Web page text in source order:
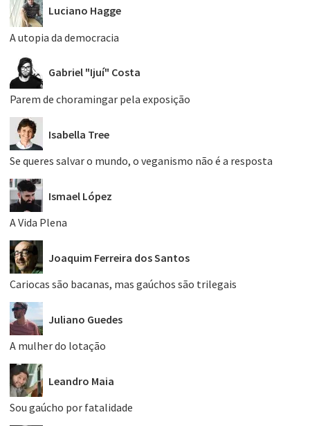
Luciano Hagge
A utopia da democracia
Gabriel "Ijuí" Costa
Parem de choramingar pela exposição
Isabella Tree
Se queres salvar o mundo, o veganismo não é a resposta
Ismael López
A Vida Plena
Joaquim Ferreira dos Santos
Cariocas são bacanas, mas gaúchos são trilegais
Juliano Guedes
A mulher do lotação
Leandro Maia
Sou gaúcho por fatalidade